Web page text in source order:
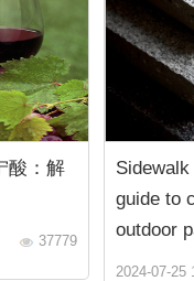
酸：解
37779
guide to
outdoor
2024-07-25